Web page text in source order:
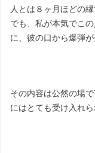
人とは８ヶ月ほどの
でも、私が本気でこ
に、彼の口から爆弾が
その内容は公然の場
にはとても受け入れら